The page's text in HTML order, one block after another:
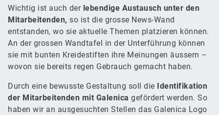
Wichtig ist auch derlebendige Austausch unter den
Mitarbeitenden, so ist die grosse News-Wand
entstanden, wo sie aktuelle Themen platzieren können.
An der grossen Wandtafel in der Unterführung können
sie mit bunten Kreidestiften ihre Meinungen äussern –
wovon sie bereits regen Gebrauch gemacht haben.
Durch eine bewusste Gestaltung soll die Identifikation
der Mitarbeitenden mit Galenica gefördert werden. So
haben wir an ausgesuchten Stellen das Galenica Logo